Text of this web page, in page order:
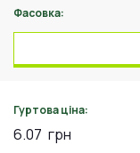
Фасовка:
Гуртова ціна:
6.07 грн